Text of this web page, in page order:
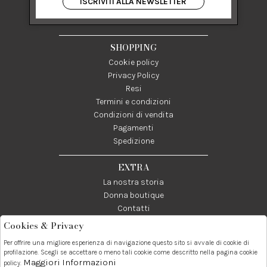
84122 Salerno Italia
P IVA 03024950655
SHOPPING
Cookie policy
Privacy Policy
Resi
Termini e condizioni
Condizioni di vendita
Pagamenti
Spedizione
EXTRA
La nostra storia
Donna boutique
Contatti
Telefono:
089237858
Whatsapp:
3338855601
Contatti:
info@donna1981.it
Cookies & Privacy
Per offrire una migliore esperienza di navigazione questo sito si avvale di cookie di
profilazione. Scegli se accettare o meno tali cookie come descritto nella pagina cookie
policy. Maggiori Informazioni